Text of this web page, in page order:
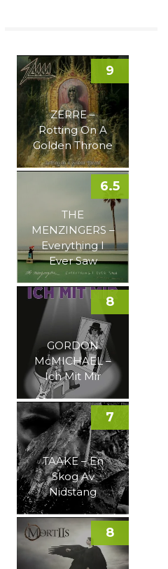
ZERRE –
Rotting On A
Golden Throne
9
THE
MENZINGERS –
Everything I
Ever Saw
6.5
GORDON
McMICHAEL –
Ich Mit Mir
8
TAAKE – En
Skog Av
Nidstang
7
8